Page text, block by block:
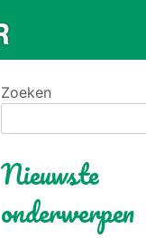
Zoeken
Nieuwste
onderwerpen